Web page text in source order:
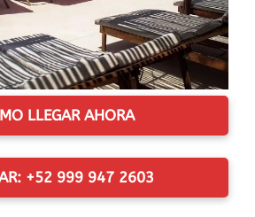
LLEGAR AHORA
+52 999 947 2603